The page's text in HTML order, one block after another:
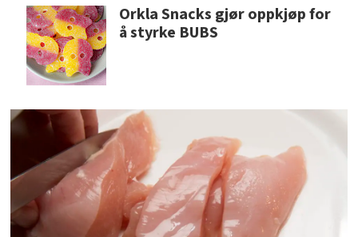
Orkla Snacks gjør oppkjøp for
å styrke BUBS